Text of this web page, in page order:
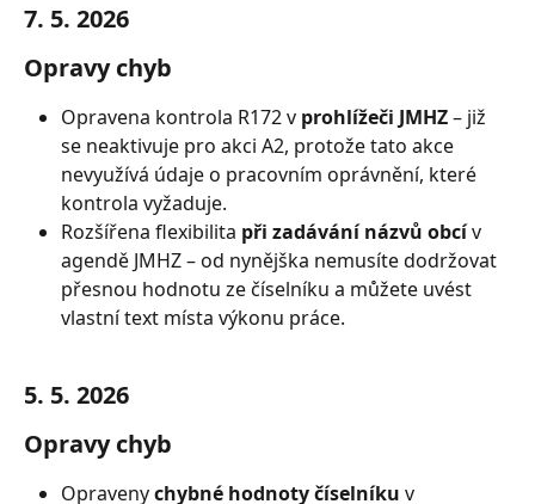
7. 5. 2026
Opravy chyb
Opravena kontrola R172 v prohlížeči JMHZ – již
se neaktivuje pro akci A2, protože tato akce
nevyužívá údaje o pracovním oprávnění, které
kontrola vyžaduje.
Rozšířena flexibilita při zadávání názvů obcí v
agendě JMHZ – od nynějška nemusíte dodržovat
přesnou hodnotu ze číselníku a můžete uvést
vlastní text místa výkonu práce.
5. 5. 2026
Opravy chyb
Opraveny chybné hodnoty číselníku v